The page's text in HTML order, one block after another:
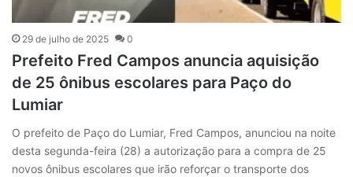
29 de julho de 2025 0
Prefeito Fred Campos anuncia aquisição
de 25 ônibus escolares para Paço do
Lumiar
O prefeito de Paço do Lumiar, Fred Campos, anunciou na noite
desta segunda-feira (28) a autorização para a compra de 25
novos ônibus escolares que irão reforçar o transporte dos